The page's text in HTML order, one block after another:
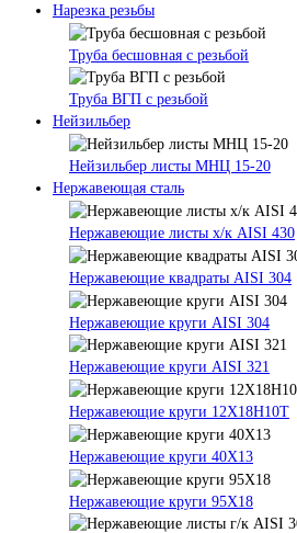
Нарезка резьбы
Труба бесшовная с резьбой
Труба ВГП с резьбой
Нейзильбер
Нейзильбер листы МНЦ 15-20
Нержавеющая сталь
Нержавеющие листы х/к AISI 430
Нержавеющие квадраты AISI 304
Нержавеющие круги AISI 304
Нержавеющие круги AISI 321
Нержавеющие круги 12Х18Н10Т
Нержавеющие круги 40Х13
Нержавеющие круги 95Х18